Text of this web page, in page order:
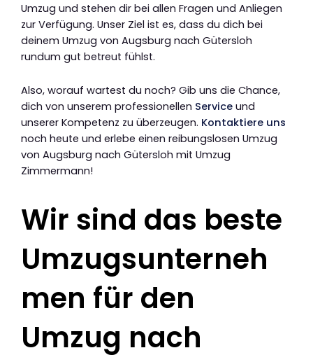
Umzug und stehen dir bei allen Fragen und Anliegen
zur Verfügung. Unser Ziel ist es, dass du dich bei
deinem Umzug von Augsburg nach Gütersloh
rundum gut betreut fühlst.
Also, worauf wartest du noch? Gib uns die Chance,
dich von unserem professionellen Service und
unserer Kompetenz zu überzeugen. Kontaktiere uns
noch heute und erlebe einen reibungslosen Umzug
von Augsburg nach Gütersloh mit Umzug
Zimmermann!
Wir sind das beste
Umzugsunterneh
men für den
Umzug nach